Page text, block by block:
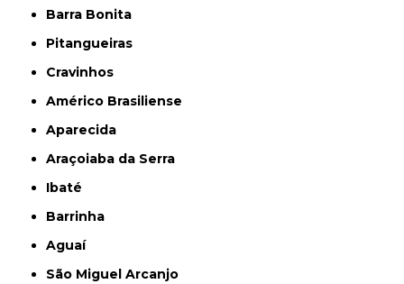
Barra Bonita
Pitangueiras
Cravinhos
Américo Brasiliense
Aparecida
Araçoiaba da Serra
Ibaté
Barrinha
Aguaí
São Miguel Arcanjo